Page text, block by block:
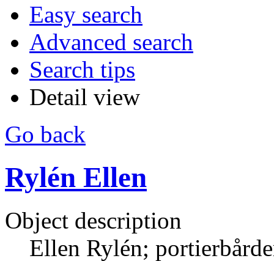
Easy search
Advanced search
Search tips
Detail view
Go back
Rylén Ellen
Object description
Ellen Rylén;